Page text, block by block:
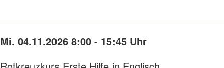
Mi. 04.11.2026 8:00 - 15:45 Uhr